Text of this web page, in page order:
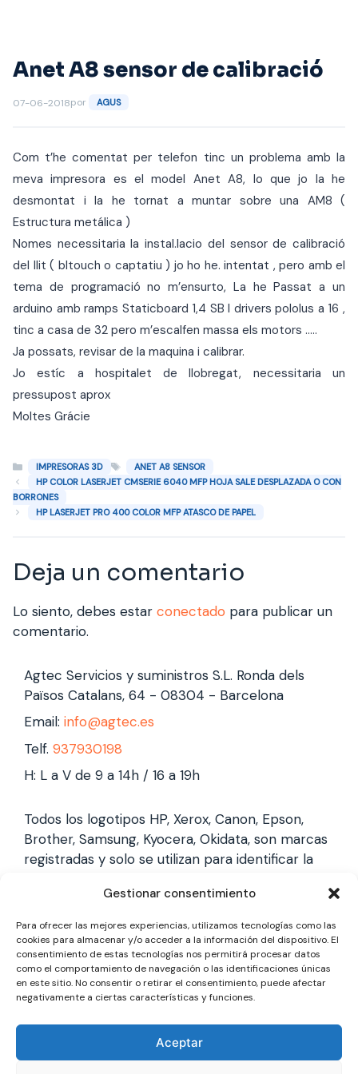
Gestionar consentimiento
Para ofrecer las mejores experiencias, utilizamos tecnologías como las
cookies para almacenar y/o acceder a la información del dispositivo. El
consentimiento de estas tecnologías nos permitirá procesar datos
como el comportamiento de navegación o las identificaciones únicas
en este sitio. No consentir o retirar el consentimiento, puede afectar
negativamente a ciertas características y funciones.
Aceptar
Anet A8 sensor de calibració
07-06-2018por AGUS
Com t’he comentat per telefon tinc un problema amb la
meva impresora es el model Anet A8, lo que jo la he
desmontat i la he tornat a muntar sobre una AM8 (
Estructura metálica )
Nomes necessitaria la instal.lacio del sensor de calibració
del llit ( bltouch o captatiu ) jo ho he. intentat , pero amb el
tema de programació no m’ensurto, La he Passat a un
arduino amb ramps Staticboard 1,4 SB I drivers pololus a 16 ,
tinc a casa de 32 pero m’escalfen massa els motors …..
Ja possats, revisar de la maquina i calibrar.
Jo estíc a hospitalet de llobregat, necessitaria un
pressupost aprox
Moltes Grácie
Categorías
IMPRESORAS 3D Etiquetas
ANET A8 SENSOR
HP COLOR LASERJET CMSERIE 6040 MFP HOJA SALE DESPLAZADA O CON
BORRONES
HP LASERJET PRO 400 COLOR MFP ATASCO DE PAPEL
Deja un comentario
Lo siento, debes estar conectado para publicar un
comentario.
Agtec Servicios y suministros S.L. Ronda dels
Països Catalans, 64 - 08304 - Barcelona
Email: info@agtec.es
Telf. 937930198
H: L a V de 9 a 14h / 16 a 19h
Todos los logotipos HP, Xerox, Canon, Epson,
Brother, Samsung, Kyocera, Okidata, son marcas
registradas y solo se utilizan para identificar la
marcas, y solo reparamos impresoras laser,
somos un servicio técnico especializado y
totalmente independiente.
Los logotipos y marcas son marcas registradas
somos un servicio técnico totalmente